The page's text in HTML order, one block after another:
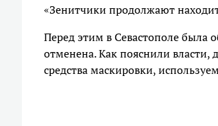
«Зенитчики продолжают
Перед этим в Севастополе была
отменена. Как пояснили власти,
средства маскировки,